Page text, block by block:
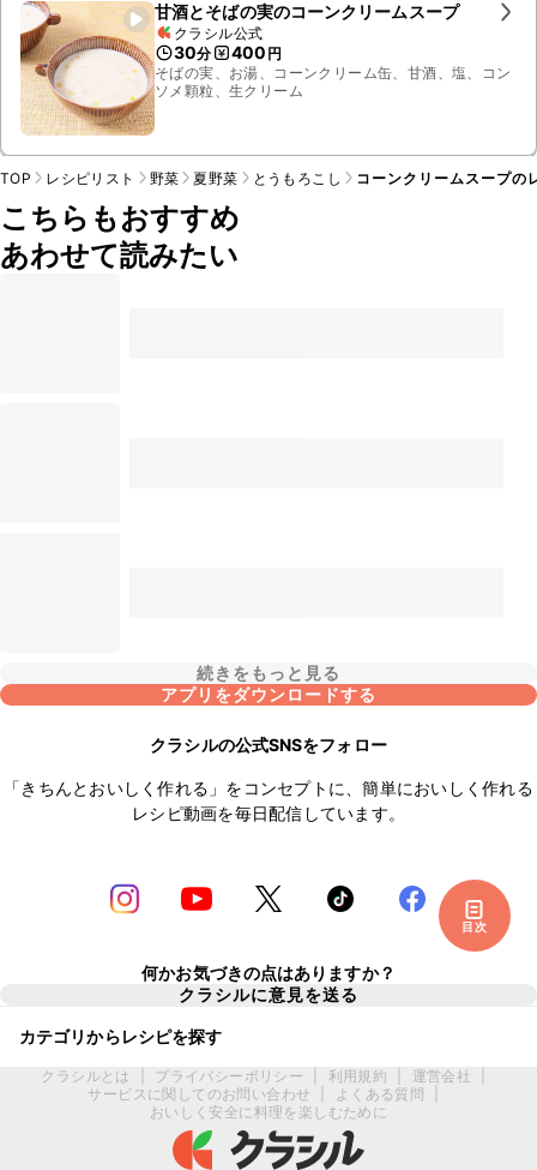
甘酒とそばの実のコーンクリームスープ
クラシル公式
30分 400 円
そばの実、お湯、コーンクリーム缶、甘酒、塩、コン
ソメ顆粒、生クリーム
目次
TOP レシピリスト 野菜 夏野菜 とうもろこし コーンクリームスープの
こちらもおすすめ
あわせて読みたい
続きをもっと見る
アプリをダウンロードする
クラシルの公式SNSをフォロー
「きちんとおいしく作れる」をコンセプトに、簡単においしく作れる
レシピ動画を毎日配信しています。
何かお気づきの点はありますか？
クラシルに意見を送る
カテゴリからレシピを探す
クラシルとは プライバシーポリシー 利用規約 運営会社
サービスに関してのお問い合わせ
よくある質問
おいしく安全に料理を楽しむために